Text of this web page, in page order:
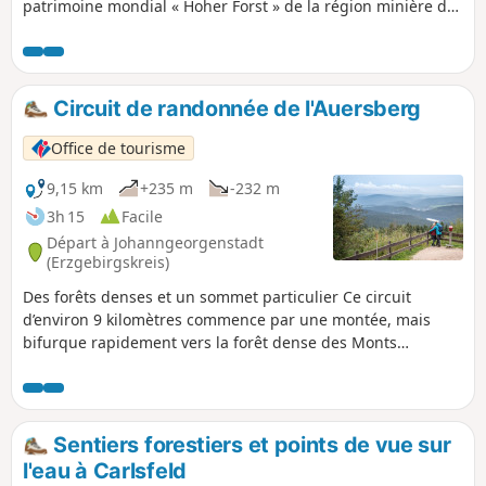
technique et une conclusion harmonieuse de la randonnée.
patrimoine mondial « Hoher Forst » de la région minière des
des panneaux d'information.
Circuit de randonnée de l'Auersberg
Office de tourisme
9,15 km
+235 m
-232 m
3h 15
Facile
Départ à Johanngeorgenstadt
(Erzgebirgskreis)
Des forêts denses et un sommet particulier Ce circuit
d’environ 9 kilomètres commence par une montée, mais
bifurque rapidement vers la forêt dense des Monts
arbres crée une atmosphère mystique. De petits cours d’eau
bordent le chemin et confèrent à la randonnée une
tranquillité supplémentaire. L'ascension proprement dite
commence à mi-parcours environ. Le sentier Simmigweg
monte plus abruptement vers l'Auersberg. Au sommet, la
Sentiers forestiers et points de vue sur
l'eau à Carlsfeld